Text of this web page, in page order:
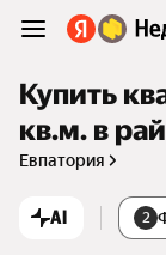
Купить
кв.м. в
Евпатория
AI 2